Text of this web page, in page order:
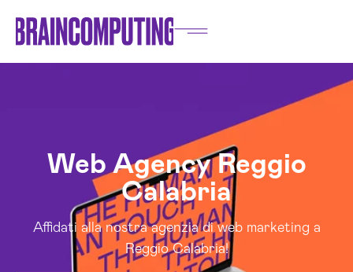
Web Agency Reggio
Calabria
Affidati alla nostra agenzia di web marketing a
Reggio Calabria!